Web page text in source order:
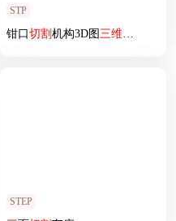
STP
钳口切割机构3D图三维模型
STEP